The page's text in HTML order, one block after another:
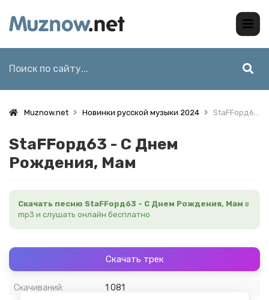
Muznow.net Новинки русской музыки 2024 StaFFорд63 - С Днем Рождения, Мам
StaFFорд63 - С Днем
Рождения, Мам
Скачать песню StaFFорд63 - С Днем Рождения, Мам в
mp3 и слушать онлайн бесплатно
Скачать трек
Скачиваний:
1 081